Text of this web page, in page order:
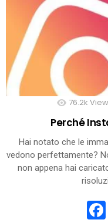
76.2k
Perché
Hai notato che le
vedono perfettamente?
non appena hai